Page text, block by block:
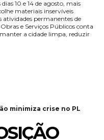
10 e 14 de agosto, mais
materiais inservíveis
atividades permanentes de
e Serviços Públicos conta
a cidade limpa, reduzir